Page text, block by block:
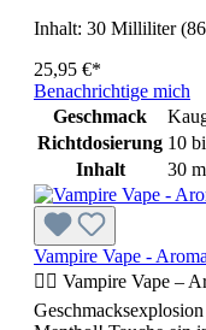
Inhalt: 30 Milliliter
25,95 €*
Benachrichtige mich
Geschmack
Richtdosierung 10
Inhalt
30
Vampire Vape -
🧛‍♂️ Vampire Vape –